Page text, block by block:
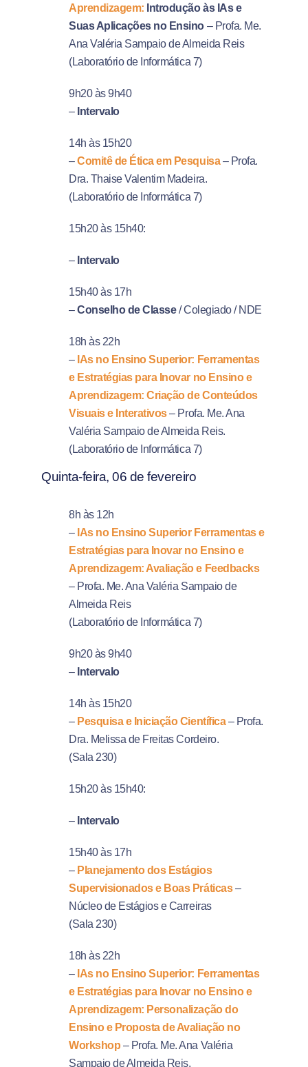
Aprendizagem: Introdução às IAs e
Suas Aplicações no Ensino – Profa. Me.
Ana Valéria Sampaio de Almeida Reis
(Laboratório de Informática 7)
9h20 às 9h40
– Intervalo
14h às 15h20
–Comitê de Ética em Pesquisa – Profa.
Dra. Thaise Valentim Madeira.
(Laboratório de Informática 7)
15h20 às 15h40:
– Intervalo
15h40 às 17h
–Conselho de Classe/ Colegiado / NDE
18h às 22h
– IAs no Ensino Superior: Ferramentas
e Estratégias para Inovar no Ensino e
Aprendizagem: Criação de Conteúdos
Visuais e Interativos – Profa. Me. Ana
Valéria Sampaio de Almeida Reis.
(Laboratório de Informática 7)
Quinta-feira, 06 de fevereiro
8h às 12h
– IAs no Ensino Superior Ferramentas e
Estratégias para Inovar no Ensino e
Aprendizagem: Avaliação e Feedbacks
– Profa. Me. Ana Valéria Sampaio de
Almeida Reis
(Laboratório de Informática 7)
9h20 às 9h40
– Intervalo
14h às 15h20
– Pesquisa e Iniciação Científica– Profa.
Dra. Melissa de Freitas Cordeiro.
(Sala 230)
15h20 às 15h40:
– Intervalo
15h40 às 17h
– Planejamento dos Estágios
Supervisionados e Boas Práticas–
Núcleo de Estágios e Carreiras
(Sala 230)
18h às 22h
– IAs no Ensino Superior: Ferramentas
e Estratégias para Inovar no Ensino e
Aprendizagem: Personalização do
Ensino e Proposta de Avaliação no
Workshop – Profa. Me. Ana Valéria
Sampaio de Almeida Reis.